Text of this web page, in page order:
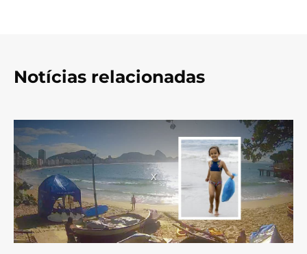
Notícias relacionadas